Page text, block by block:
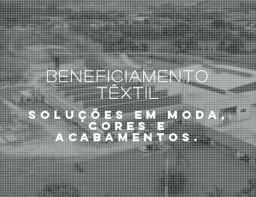
BENEFICIAMENTO
TÊXTIL
SOLUÇÕES EM MODA,
CORES E
ACABAMENTOS.